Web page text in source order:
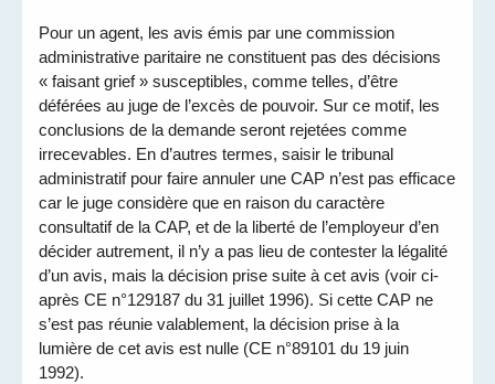
Pour un agent, les avis émis par une commission
administrative paritaire ne constituent pas des décisions
« faisant grief » susceptibles, comme telles, d’être
déférées au juge de l’excès de pouvoir. Sur ce motif, les
conclusions de la demande seront rejetées comme
irrecevables. En d’autres termes, saisir le tribunal
administratif pour faire annuler une CAP n’est pas efficace
car le juge considère que en raison du caractère
consultatif de la CAP, et de la liberté de l’employeur d’en
décider autrement, il n’y a pas lieu de contester la légalité
d’un avis, mais la décision prise suite à cet avis (voir ci-
après CE n°129187 du 31 juillet 1996). Si cette CAP ne
s’est pas réunie valablement, la décision prise à la
lumière de cet avis est nulle (CE n°89101 du 19 juin
1992).